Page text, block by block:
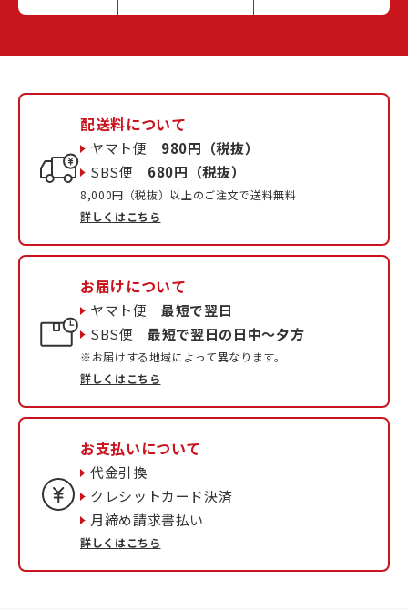
配送料について
ヤマト便 980円（税抜）
SBS便 680円（税抜）
8,000円（税抜）以上のご注文で送料無料
詳しくはこちら
お届けについて
ヤマト便最短で翌日
SBS便最短で翌日の日中〜夕方
※お届けする地域によって異なります。
詳しくはこちら
お支払いについて
代金引換
クレシットカード決済
月締め請求書払い
詳しくはこちら